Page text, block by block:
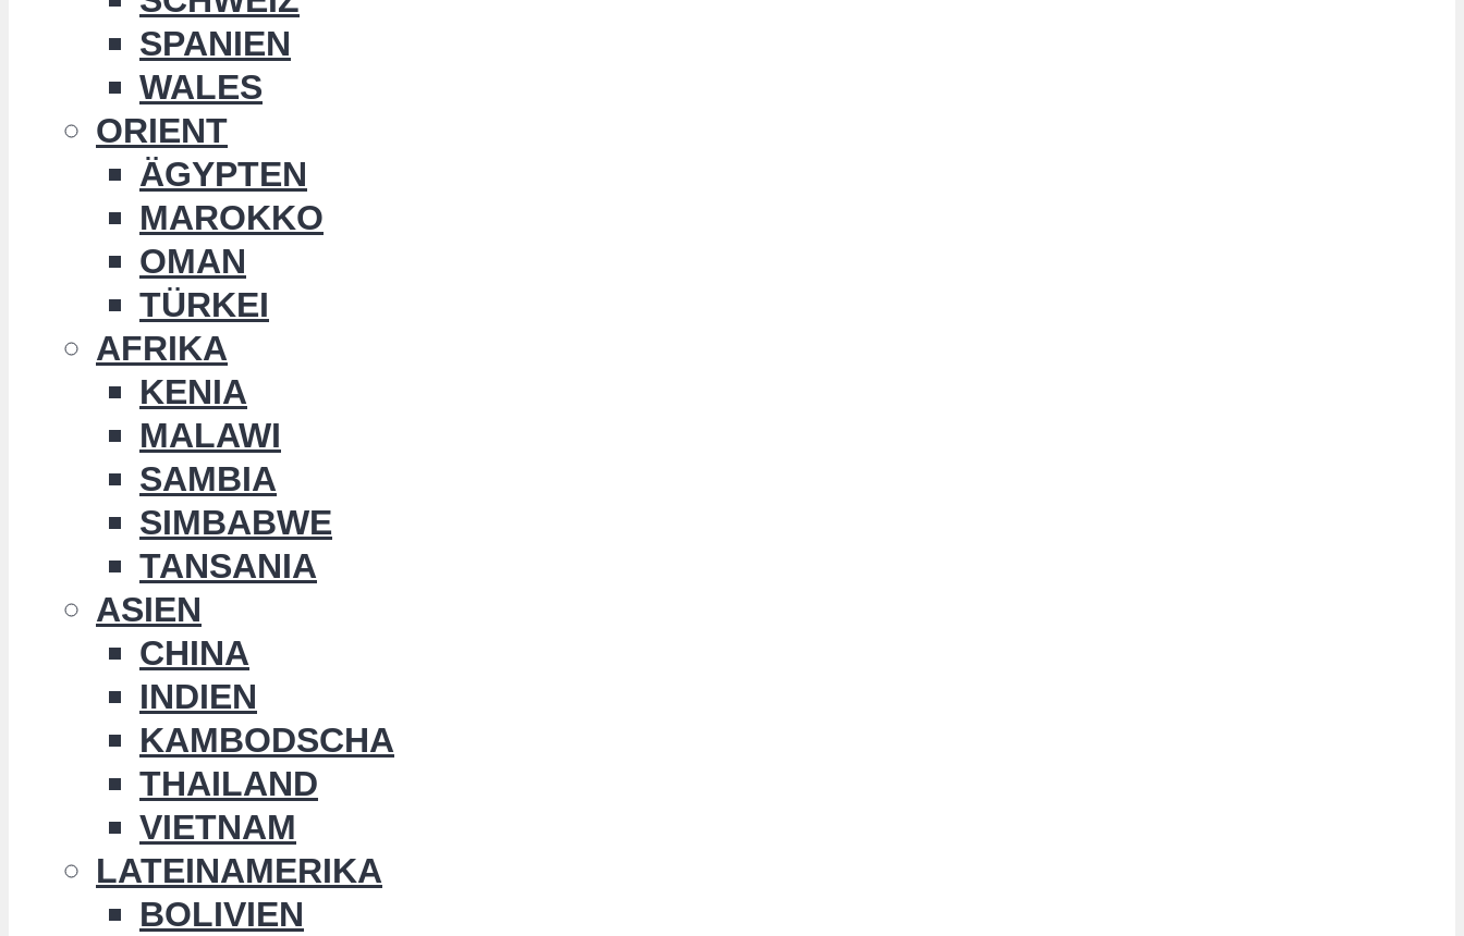
SPANIEN
WALES
ORIENT
ÄGYPTEN
MAROKKO
OMAN
TÜRKEI
AFRIKA
KENIA
MALAWI
SAMBIA
SIMBABWE
TANSANIA
ASIEN
CHINA
INDIEN
KAMBODSCHA
THAILAND
VIETNAM
LATEINAMERIKA
BOLIVIEN